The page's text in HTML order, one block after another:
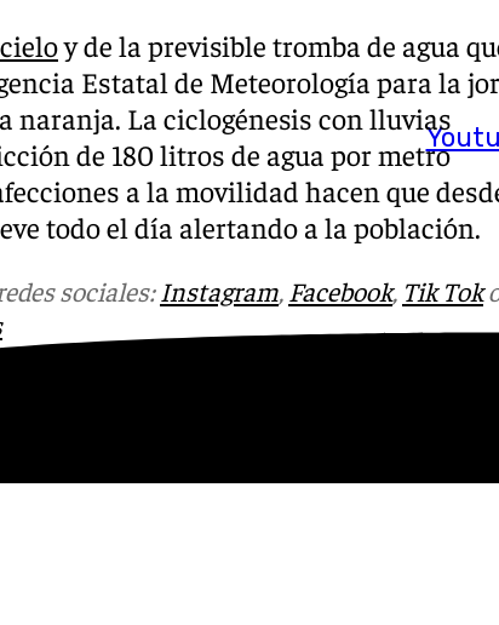
y de la previsible tromba de agua
Estatal de Meteorología para la
naranja. La ciclogénesis con lluvias
de 180 litros de agua por metro
a la movilidad hacen que
todo el día alertando a la población.
sociales:Instagram, Facebook, Tik Tok